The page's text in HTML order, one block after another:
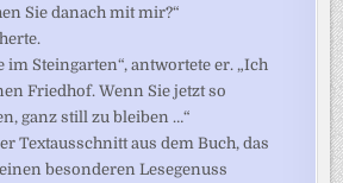
Sie danach mit mir?“
im Steingarten“, antwortete er. „Ich
Friedhof. Wenn Sie jetzt so
ganz still zu bleiben …“
Textausschnitt aus dem Buch, das
besonderen Lesegenuss